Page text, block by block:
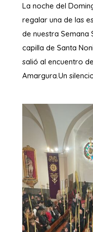
​La noche del
regalar una de las
de nuestra Semana
capilla de Santa
salió al encuentro
Amargura.​Un